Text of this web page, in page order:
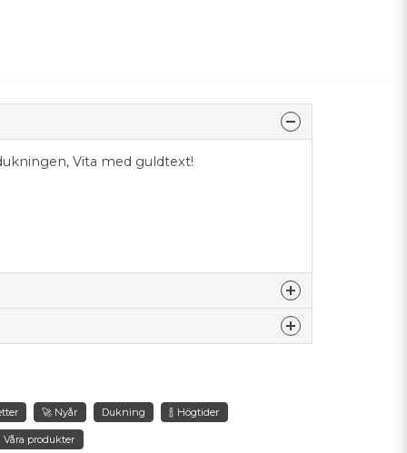
Vita med guldtext!
email
🚀 Nyår Dukning 🍾 Högtider
Våra produkter